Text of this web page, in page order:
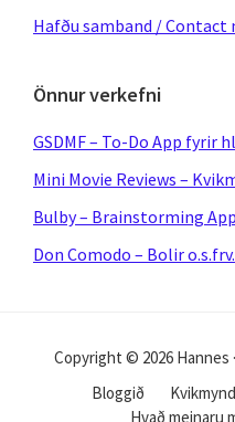
Hafðu samband / Contact
Önnur verkefni
GSDMF – To-Do App fyrir
Mini Movie Reviews –
Bulby – Brainstorming App
Don Comodo – Bolir o.s.frv.
Copyright © 2026 Hannes ·
Bloggið
Hvað meinaru